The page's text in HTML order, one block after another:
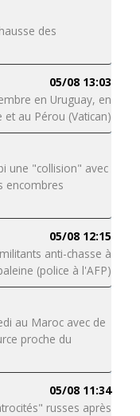
des
05/08 13:03
en Uruguay, en
et au Pérou (Vatican)
une "collision" avec
encombres
05/08 12:15
anti-chasse à
(police à l'AFP)
au Maroc avec de
proche du
05/08 11:34
russes après